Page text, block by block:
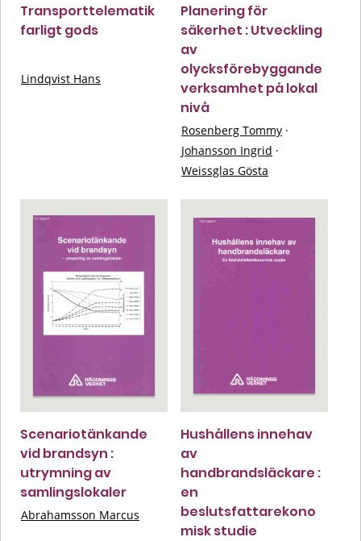
Transporttelematik
farligt gods
Lindqvist Hans
Planering för
säkerhet : Utveckling
av
olycksförebyggande
verksamhet på lokal
nivå
Rosenberg Tommy ·
Johansson Ingrid ·
Weissglas Gösta
Scenariotänkande
vid brandsyn :
utrymning av
samlingslokaler
Abrahamsson Marcus
Hushållens innehav
av
handbrandsläckare :
en
beslutsfattarekono
misk studie